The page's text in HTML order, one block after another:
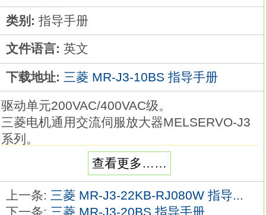
类别: 指导手册
文件语言: 英文
下载地址: 三菱 MR-J3-10BS 指导手册
驱动单元200VAC/400VAC级。
三菱电机通用交流伺服放大器MELSERVO-J3
系列。
需要转换单元MR-J3-CR55K)配套使用。
额定输出：37kw。
接口类型：通用脉冲接口型。
电源规格：三相AC200V。
查看更多……
上一条: 三菱 MR-J3-22KB-RJ080W 指导...
下一条: 三菱 MR-J3-20BS 指导手册